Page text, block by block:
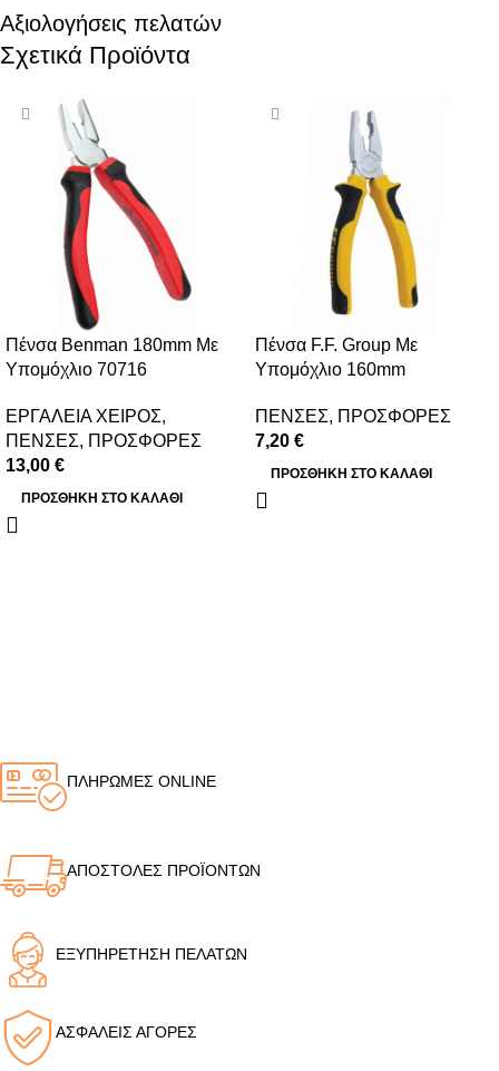
Αξιολογήσεις πελατών
Σχετικά Προϊόντα
Πένσα Benman 180mm Με
Υπομόχλιο 70716
ΕΡΓΑΛΕΙΑ ΧΕΙΡΟΣ,
ΠΕΝΣΕΣ, ΠΡΟΣΦΟΡΕΣ
13,00 €
ΠΡΟΣΘΉΚΗ ΣΤΟ ΚΑΛΆΘΙ
Πένσα F.F. Group Με
Υπομόχλιο 160mm
ΠΕΝΣΕΣ, ΠΡΟΣΦΟΡΕΣ
7,20 €
ΠΡΟΣΘΉΚΗ ΣΤΟ ΚΑΛΆΘΙ
ΠΛΗΡΩΜΕΣ ONLINE
ΑΠΟΣΤΟΛΕΣ ΠΡΟΪΟΝΤΩΝ
ΕΞΥΠΗΡΕΤΗΣΗ ΠΕΛΑΤΩΝ
ΑΣΦΑΛΕΙΣ ΑΓΟΡΕΣ